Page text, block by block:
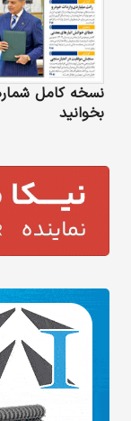
نسخه کامل شماره
بخوانید